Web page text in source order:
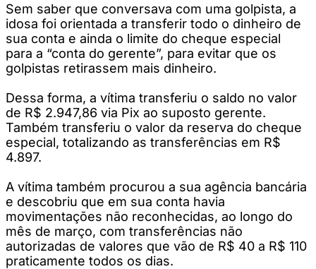
Sem saber que conversava com uma golpista, a
idosa foi orientada a transferir todo o dinheiro de
sua conta e ainda o limite do cheque especial
para a “conta do gerente”, para evitar que os
golpistas retirassem mais dinheiro.
Dessa forma, a vítima transferiu o saldo no valor
de R$ 2.947,86 via Pix ao suposto gerente.
Também transferiu o valor da reserva do cheque
especial, totalizando as transferências em R$
4.897.
A vítima também procurou a sua agência bancária
e descobriu que em sua conta havia
movimentações não reconhecidas, ao longo do
mês de março, com transferências não
autorizadas de valores que vão de R$ 40 a R$ 110
praticamente todos os dias.